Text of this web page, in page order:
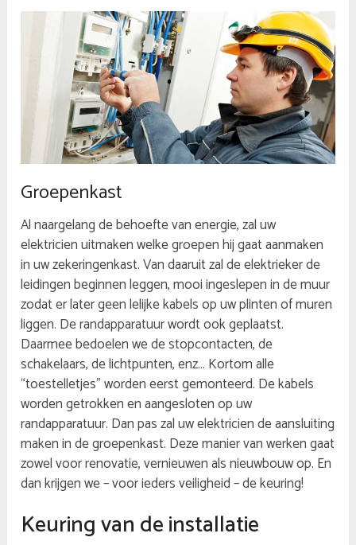
Groepenkast
Al naargelang de behoefte van energie, zal uw
elektricien uitmaken welke groepen hij gaat aanmaken
in uw zekeringenkast. Van daaruit zal de elektrieker de
leidingen beginnen leggen, mooi ingeslepen in de muur
zodat er later geen lelijke kabels op uw plinten of muren
liggen. De randapparatuur wordt ook geplaatst.
Daarmee bedoelen we de stopcontacten, de
schakelaars, de lichtpunten, enz… Kortom alle
“toestelletjes” worden eerst gemonteerd. De kabels
worden getrokken en aangesloten op uw
randapparatuur. Dan pas zal uw elektricien de aansluiting
maken in de groepenkast. Deze manier van werken gaat
zowel voor renovatie, vernieuwen als nieuwbouw op. En
dan krijgen we – voor ieders veiligheid – de keuring!
Keuring van de installatie